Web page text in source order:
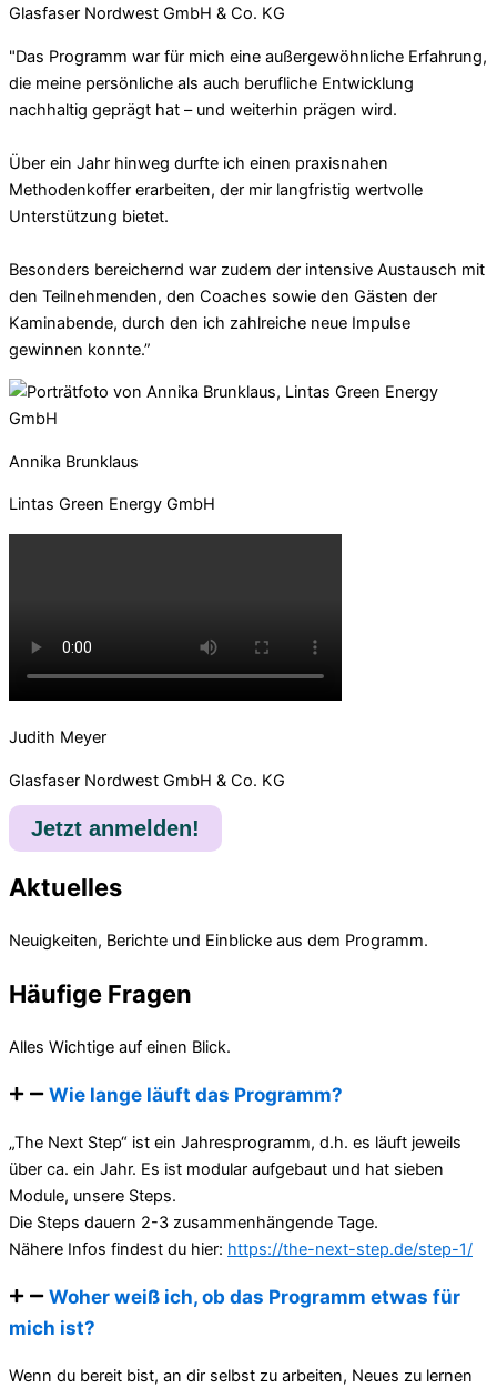
Glasfaser Nordwest GmbH & Co. KG
"Das Programm war für mich eine außergewöhnliche Erfahrung,
die meine persönliche als auch berufliche Entwicklung
nachhaltig geprägt hat – und weiterhin prägen wird.
Über ein Jahr hinweg durfte ich einen praxisnahen
Methodenkoffer erarbeiten, der mir langfristig wertvolle
Unterstützung bietet.
Besonders bereichernd war zudem der intensive Austausch mit
den Teilnehmenden, den Coaches sowie den Gästen der
Kaminabende, durch den ich zahlreiche neue Impulse
gewinnen konnte.”
Annika Brunklaus
Lintas Green Energy GmbH
Judith Meyer
Glasfaser Nordwest GmbH & Co. KG
Jetzt anmelden!
Aktuelles
Neuigkeiten, Berichte und Einblicke aus dem Programm.
Häufige Fragen
Alles Wichtige auf einen Blick.
Wie lange läuft das Programm?
„The Next Step“ ist ein Jahresprogramm, d.h. es läuft jeweils
über ca. ein Jahr. Es ist modular aufgebaut und hat sieben
Module, unsere Steps.
Die Steps dauern 2-3 zusammenhängende Tage.
Nähere Infos findest du hier: https://the-next-step.de/step-1/
Woher weiß ich, ob das Programm etwas für
mich ist?
Wenn du bereit bist, an dir selbst zu arbeiten, Neues zu lernen